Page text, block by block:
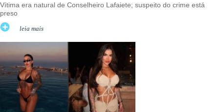
Vítima era natural de Conselheiro Lafaiete; suspeito do crime está
preso
leia mais